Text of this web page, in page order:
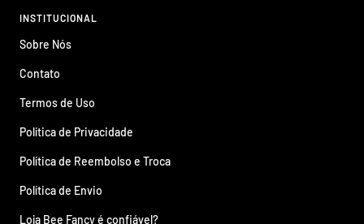
INSTITUCIONAL
Sobre Nós
Contato
Termos de Uso
Política de Privacidade
Política de Reembolso e Troca
Política de Envio
Loja Bee Fancy é confiável?